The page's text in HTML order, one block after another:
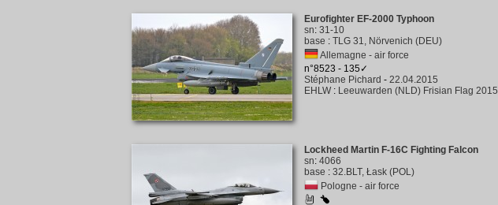
Eurofighter EF-2000 Typhoon
sn: 31-10
base : TLG 31, Nörvenich (DEU)
Allemagne - air force
n°8523 - 135✓
Stéphane Pichard - 22.04.2015
EHLW : Leeuwarden (NLD) Frisian Flag 2015
Lockheed Martin F-16C Fighting Falcon
sn: 4066
base : 32.BLT, Łask (POL)
Pologne - air force